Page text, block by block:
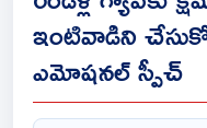
ఇంటివాడిని
ఎమోషనల్ స్పీచ్